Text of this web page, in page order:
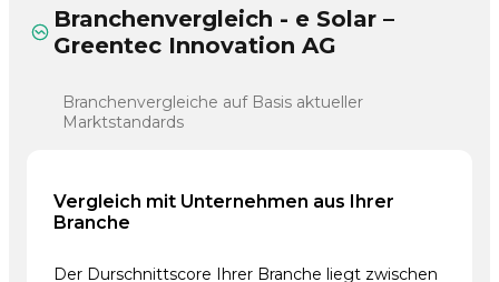
Branchenvergleich - e Solar –
Greentec Innovation AG
Branchenvergleiche auf Basis aktueller
Marktstandards
Vergleich mit Unternehmen aus Ihrer
Branche
Der Durschnittscore Ihrer Branche liegt zwischen